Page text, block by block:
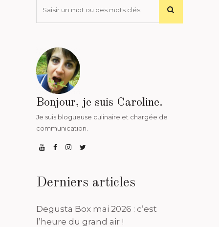
Bonjour, je suis Caroline.
Je suis blogueuse culinaire et chargée de
communication.
Derniers articles
Degusta Box mai 2026 : c’est
l’heure du grand air !